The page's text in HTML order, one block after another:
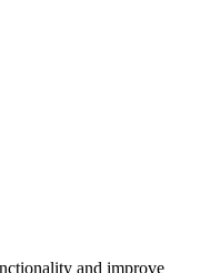
and improve